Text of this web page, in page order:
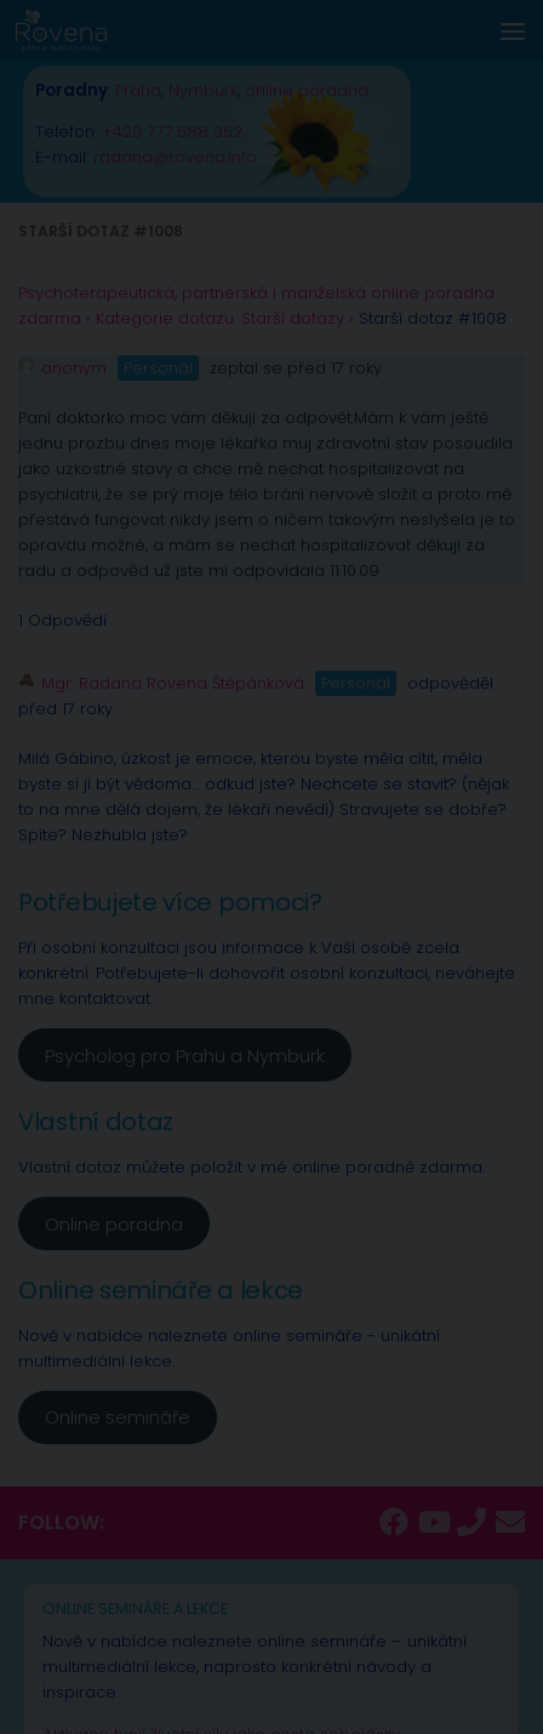
Skip to content
Poradny Praha Nymburk online poradna
Telefon: +420 777 588 352
E-mail: radana@rovena.info
Psychoterapeutická, partnerská i manželská online poradna
zdarma › Kategorie dotazu: Starší dotazy › Starší dotaz #1008
anonym Personál zeptal se před 17 roky
Paní doktorko moc vám děkuji za odpovět.Mám k vám ještě
jednu prozbu dnes moje lékařka muj zdravotní stav posoudila
jako uzkostné stavy a chce mě nechat hospitalizovat na
psychiatrii, že se prý moje tělo brání nervově složit a proto mě
přestává fungovat nikdy jsem o ničem takovým neslyšela je to
opravdu možné, a mám se nechat hospitalizovat děkuji za
radu a odpověd už jste mi odpovídala 11.10.09
1 Odpovědi
Mgr. Radana Rovena Štěpánková Personál
odpověděl
před 17 roky
Milá Gábino, úzkost je emoce, kterou byste měla cítit, měla
byste si jí být vědoma… odkud jste? Nechcete se stavit? (nějak
to na mne dělá dojem, že lékaři nevědí) Stravujete se dobře?
Spíte? Nezhubla jste?
Potřebujete více pomoci?
Při osobní konzultaci jsou informace k Vaší osobě zcela
konkrétní. Potřebujete-li dohovořit osobní konzultaci, neváhejte
mne kontaktovat.
Psycholog pro Prahu a Nymburk
Vlastní dotaz
Vlastní dotaz můžete položit v mé online poradně zdarma.
Online poradna
Online semináře a lekce
Nově v nabídce naleznete online semináře - unikátní
multimediální lekce.
Online semináře
FOLLOW:
ONLINE SEMINÁŘE A LEKCE
Nově v nabídce naleznete online semináře – unikátní
multimediální lekce, naprosto konkrétní návody a
inspirace.